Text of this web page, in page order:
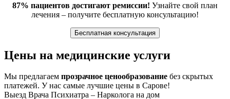
87% пациентов достигают ремиссии! Узнайте свой план
лечения – получите бесплатную консультацию!
Бесплатная консультация
Цены на медицинские услуги
Мы предлагаем прозрачное ценообразование без скрытых
платежей. У нас самые лучшие цены в Сарове!
Выезд Врача Психиатра – Нарколога на дом